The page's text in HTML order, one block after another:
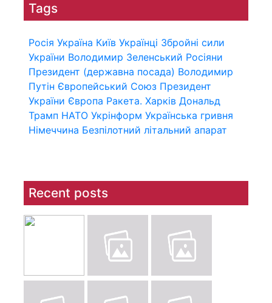
Tags
Росія Україна Київ Українці Збройні сили
України Володимир Зеленський Росіяни
Президент (державна посада) Володимир
Путін Європейський Союз Президент
України Європа Ракета. Харків Дональд
Трамп НАТО Укрінформ Українська гривня
Німеччина Безпілотний літальний апарат
Recent posts